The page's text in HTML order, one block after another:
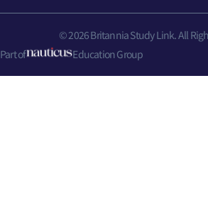
© 2026 Britannia Study Link. All
Part of
Education Group